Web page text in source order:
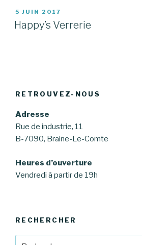
PUBLIÉ
LE
5 JUIN 2017
Happy’s Verrerie
RETROUVEZ-NOUS
Adresse
Rue de industrie, 11
B-7090, Braine-Le-Comte
Heures d’ouverture
Vendredi à partir de 19h
RECHERCHER